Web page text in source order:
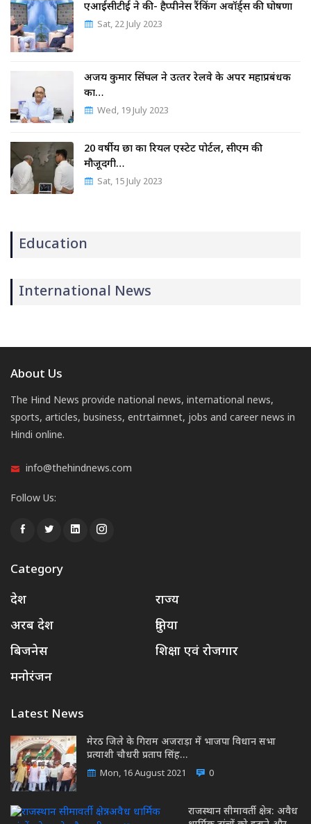
एआईसीटीई ने की- हैप्पीनेस रैंकिंग अवॉर्ड्स की घोषणा
Sat, 22 July 2023
अजय कुमार सिंघल ने उत्‍तर रेलवे के अपर महाप्रबंधक
का…
Wed, 19 July 2023
20 वर्षीय छात्र का रियल एस्टेट पोर्टल, सीएम की
मौजूदगी…
Sat, 15 July 2023
Education
International News
About Us
The Hind News provide national news, international news,
sports, articles, business, entrtaimnet, jobs and career news in
Hindi online.
info@thehindnews.com
Follow Us:
Category
देश
राज्य
अरब देश
दुनिया
बिजनेस
शिक्षा एवं रोजगार
मनोरंजन
Latest News
मेरठ जिले के गिराम अजराड़ा में भाजपा विधान सभा
प्रत्याशी चौधरी प्रताप सिंह…
Mon, 16 August 2021 0
राजस्थान सीमावर्ती क्षेत्र: अवैध